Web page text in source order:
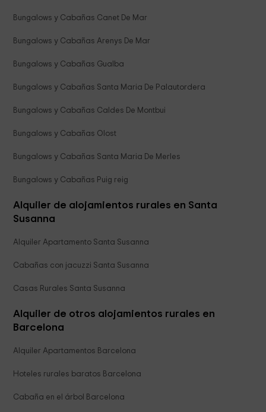
Bungalows y Cabañas Canet De Mar
Bungalows y Cabañas Arenys De Mar
Bungalows y Cabañas Gualba
Bungalows y Cabañas Santa Maria De Palautordera
Bungalows y Cabañas Caldes De Montbui
Bungalows y Cabañas Olost
Bungalows y Cabañas Santa Maria De Merles
Bungalows y Cabañas Puig reig
Alquiler de alojamientos rurales en Santa
Susanna
Alquiler Apartamento Santa Susanna
Cabañas con jacuzzi Santa Susanna
Casas Rurales Santa Susanna
Alquiler de otros alojamientos rurales en
Barcelona
Alquiler Apartamentos Barcelona
Hoteles rurales baratos Barcelona
Cabaña en el árbol Barcelona